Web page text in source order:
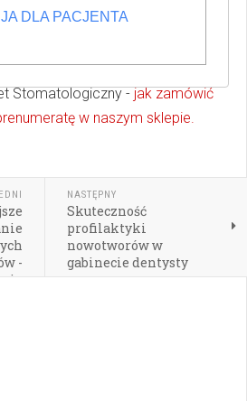
Współpraca standardem
Stomatologiczny - jak zamówić
w naszym sklepie.
-
NASTĘPNY
Skuteczność
profilaktyki
nowotworów w
gabinecie dentysty
DLA PACJENTA